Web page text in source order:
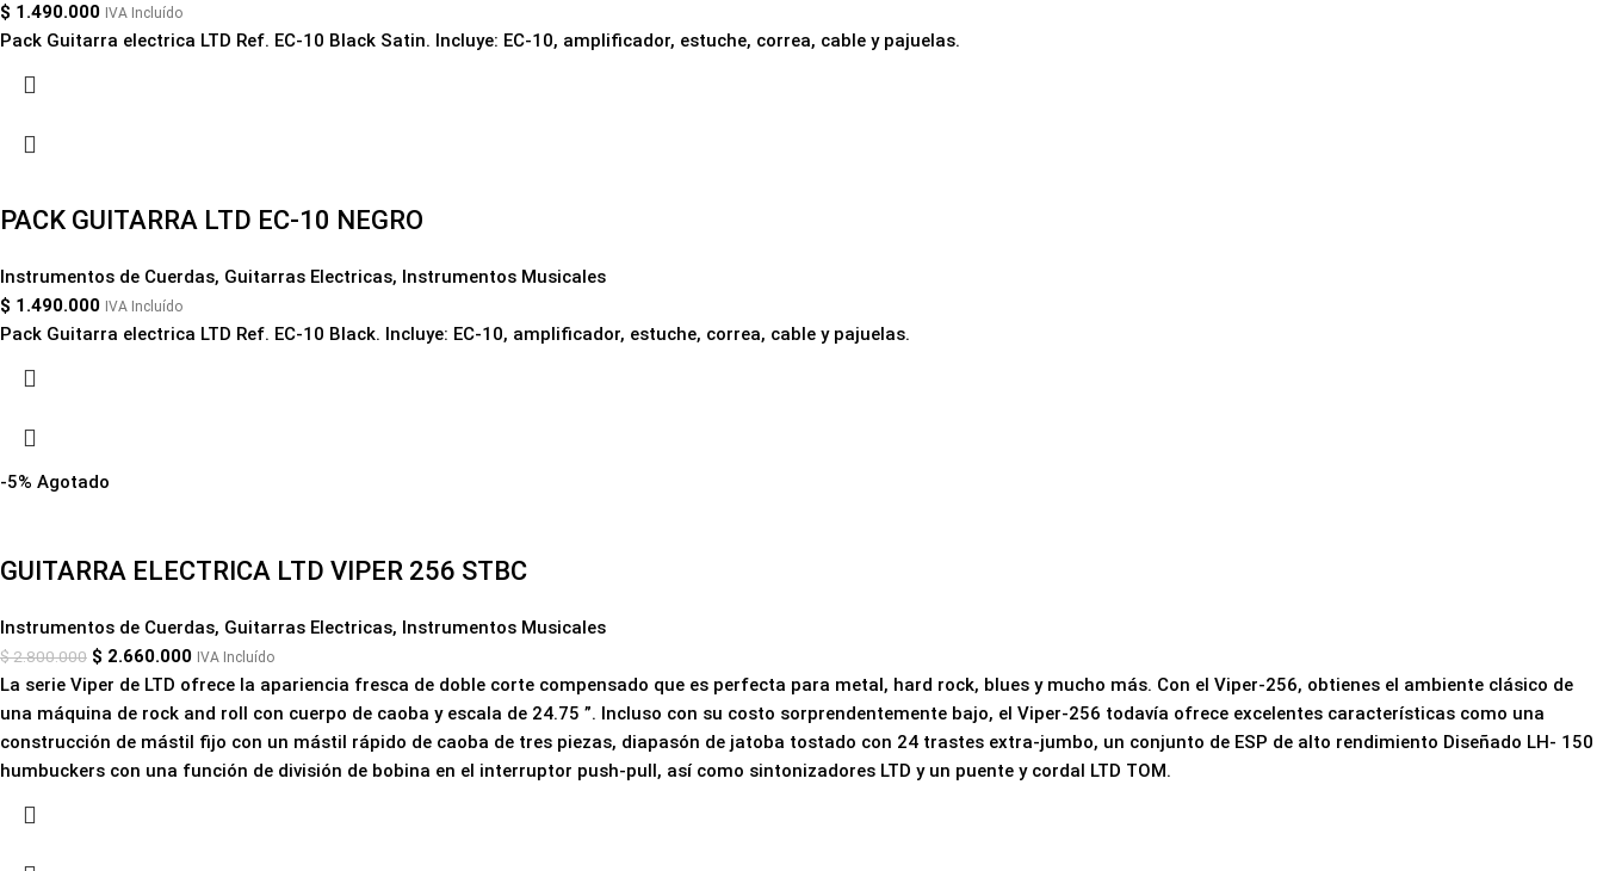
$ 1.490.000 IVA Incluído
Pack Guitarra electrica LTD Ref. EC-10 Black Satin. Incluye: EC-10, amplificador, estuche, correa, cable y pajuelas.
PACK GUITARRA LTD EC-10 NEGRO
Instrumentos de Cuerdas, Guitarras Electricas, Instrumentos Musicales
$ 1.490.000 IVA Incluído
Pack Guitarra electrica LTD Ref. EC-10 Black. Incluye: EC-10, amplificador, estuche, correa, cable y pajuelas.
-5% Agotado
GUITARRA ELECTRICA LTD VIPER 256 STBC
Instrumentos de Cuerdas, Guitarras Electricas, Instrumentos Musicales
$2.800.000 $ 2.660.000 IVA Incluído
La serie Viper de LTD ofrece la apariencia fresca de doble corte compensado que es perfecta para metal, hard rock, blues y mucho más. Con el Viper-256, obtienes el ambiente clásico de
una máquina de rock and roll con cuerpo de caoba y escala de 24.75 ”. Incluso con su costo sorprendentemente bajo, el Viper-256 todavía ofrece excelentes características como una
construcción de mástil fijo con un mástil rápido de caoba de tres piezas, diapasón de jatoba tostado con 24 trastes extra-jumbo, un conjunto de ESP de alto rendimiento Diseñado LH- 150
humbuckers con una función de división de bobina en el interruptor push-pull, así como sintonizadores LTD y un puente y cordal LTD TOM.